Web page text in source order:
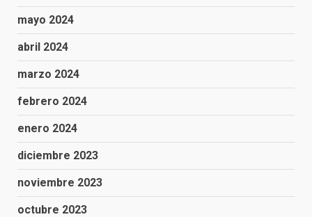
mayo 2024
abril 2024
marzo 2024
febrero 2024
enero 2024
diciembre 2023
noviembre 2023
octubre 2023